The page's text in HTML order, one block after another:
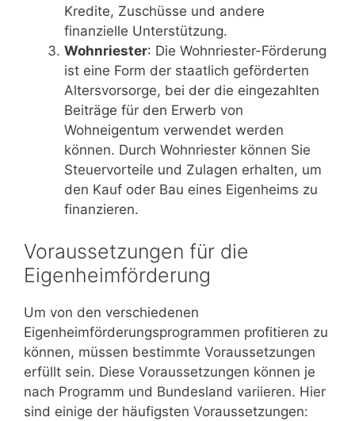
Kredite, Zuschüsse und andere
finanzielle Unterstützung.
Wohnriester: Die Wohnriester-Förderung
ist eine Form der staatlich geförderten
Altersvorsorge, bei der die eingezahlten
Beiträge für den Erwerb von
Wohneigentum verwendet werden
können. Durch Wohnriester können Sie
Steuervorteile und Zulagen erhalten, um
den Kauf oder Bau eines Eigenheims zu
finanzieren.
Voraussetzungen für die
Eigenheimförderung
Um von den verschiedenen
Eigenheimförderungsprogrammen profitieren zu
können, müssen bestimmte Voraussetzungen
erfüllt sein. Diese Voraussetzungen können je
nach Programm und Bundesland variieren. Hier
sind einige der häufigsten Voraussetzungen: